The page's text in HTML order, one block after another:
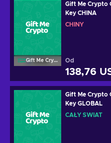
Gift Me Crypto
Gift Me Crypto
Key CHINA
CHINY
Od
138,76
Gift Me Crypto
Key GLOBAL
CAŁY ŚWIAT